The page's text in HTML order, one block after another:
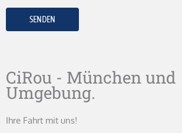
SENDEN
CiRou - München und
Umgebung.
Ihre Fahrt mit uns!